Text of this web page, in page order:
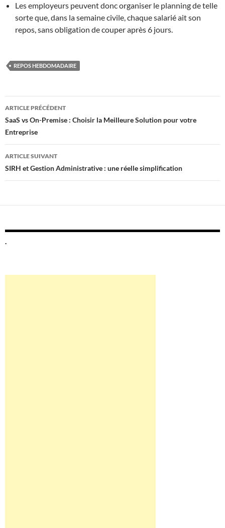
Les employeurs peuvent donc organiser le planning de telle
sorte que, dans la semaine civile, chaque salarié ait son
repos, sans obligation de couper après 6 jours.
REPOS HEBDOMADAIRE
Navigation
des
articles
ARTICLE PRÉCÉDENT
SaaS vs On-Premise : Choisir la Meilleure Solution pour votre
Entreprise
ARTICLE SUIVANT
SIRH et Gestion Administrative : une réelle simplification
.